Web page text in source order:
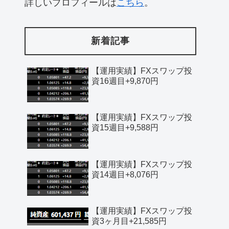
詳しいプロフィールはこちら 。
新着記事
【運用実績】FXスワップ投
資16週目+9,870円
【運用実績】FXスワップ投
資15週目+9,588円
【運用実績】FXスワップ投
資14週目+8,076円
【運用実績】FXスワップ投
資3ヶ月目+21,585円